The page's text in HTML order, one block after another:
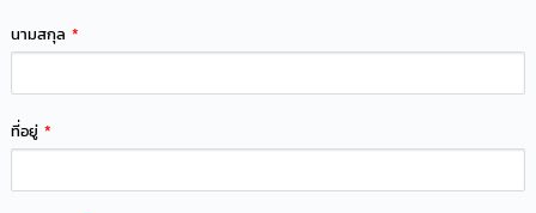
นามสกุล*
ที่อยู่*